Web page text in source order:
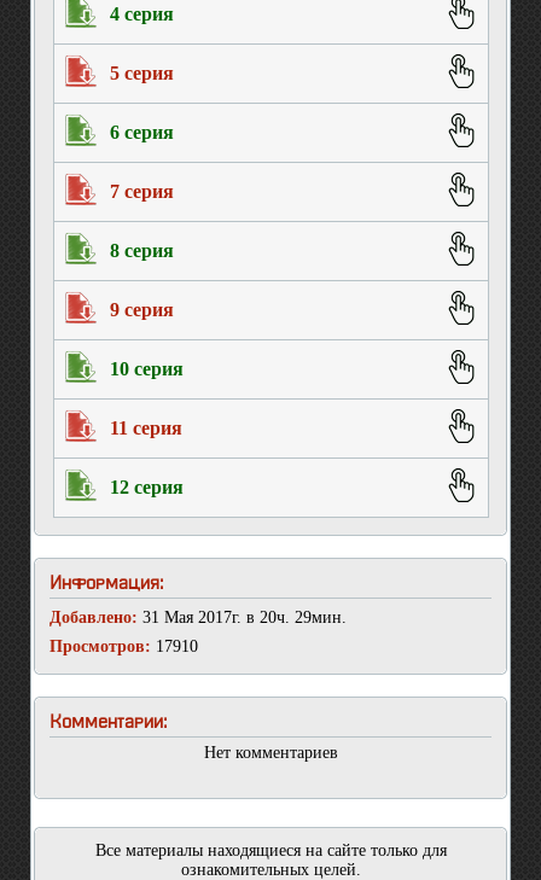
4 серия
5 серия
6 серия
7 серия
8 серия
9 серия
10 серия
11 серия
12 серия
Информация:
Добавлено: 31 Мая 2017г. в 20ч. 29мин.
Просмотров: 17910
Комментарии:
Нет комментариев
Все материалы находящиеся на сайте только для
ознакомительных целей.